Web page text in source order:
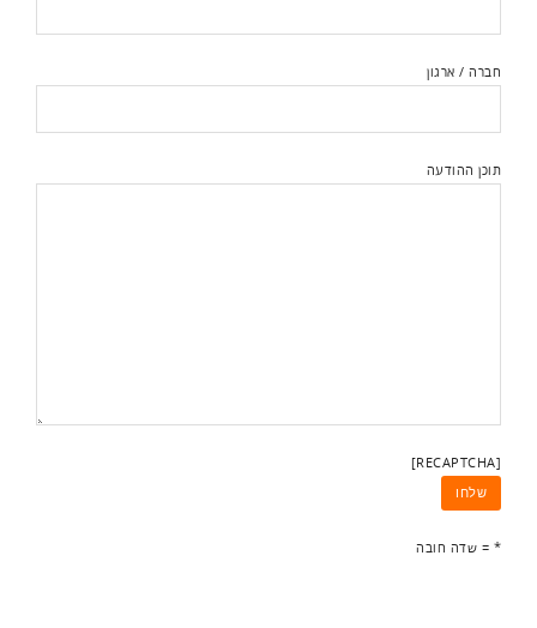
חברה / ארגון
תוכן ההודעה
[RECAPTCHA]
* = שדה חובה